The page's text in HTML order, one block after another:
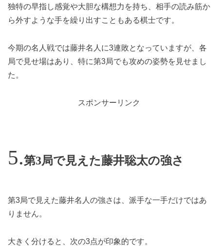
独特の早指し感覚や大胆な構想力を持ち、相手の読み筋か
ら外すような手を繰り出すこともある棋士です。
今期の名人戦では藤井名人に3連敗となっていますが、各
局で見せ場はあり、特に第3局でも攻めの姿勢を見せまし
た。
スポンサーリンク
第3局で見えた藤井聡太の強さ
第3局で見えた藤井名人の強さは、派手な一手だけではあ
りません。
大きく分けると、次の3点が印象的です。